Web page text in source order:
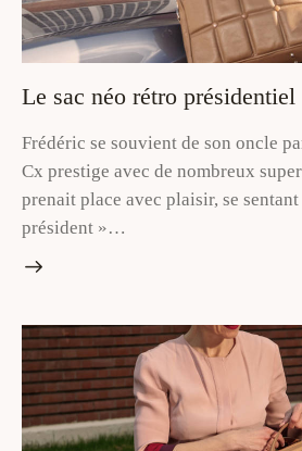
Le sac néo rétro présidentiel
Frédéric se souvient de son oncle
Cx prestige avec de nombreux
prenait place avec plaisir, se
président »…